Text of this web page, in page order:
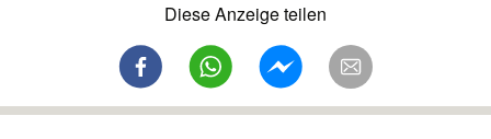
Diese Anzeige teilen